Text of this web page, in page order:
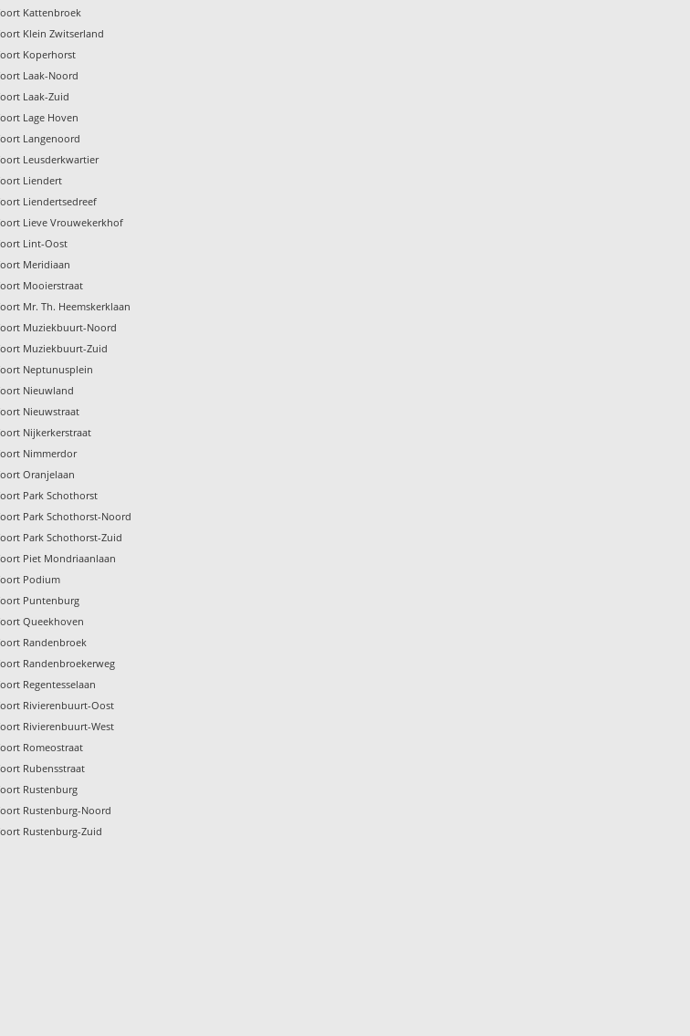
Kattenbroek
Klein Zwitserland
Koperhorst
Laak-Noord
Laak-Zuid
Lage Hoven
Langenoord
Leusderkwartier
Liendert
Liendertsedreef
Lieve Vrouwekerkhof
Lint-Oost
Meridiaan
Mooierstraat
Mr. Th. Heemskerklaan
Muziekbuurt-Noord
Muziekbuurt-Zuid
Neptunusplein
Nieuwland
Nieuwstraat
Nijkerkerstraat
Nimmerdor
Oranjelaan
Park Schothorst
Park Schothorst-Noord
Park Schothorst-Zuid
Piet Mondriaanlaan
Podium
Puntenburg
Queekhoven
Randenbroek
Randenbroekerweg
Regentesselaan
Rivierenbuurt-Oost
Rivierenbuurt-West
Romeostraat
Rubensstraat
Rustenburg
Rustenburg-Noord
Rustenburg-Zuid